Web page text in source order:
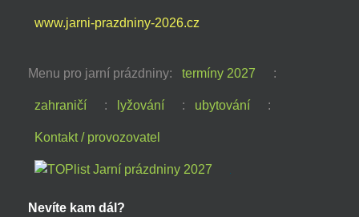
www.jarni-prazdniny-2026.cz
Menu pro jarní prázdniny: termíny 2027 :
zahraničí : lyžování : ubytování :
Kontakt / provozovatel
Nevíte kam dál?